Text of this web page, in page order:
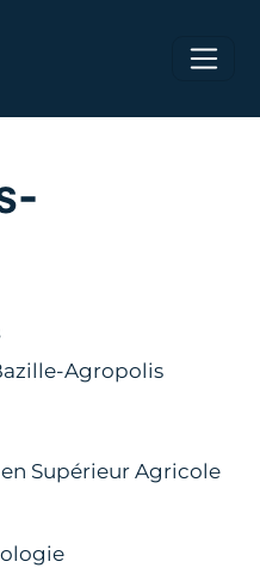
Agropolis
Supérieur Agricole